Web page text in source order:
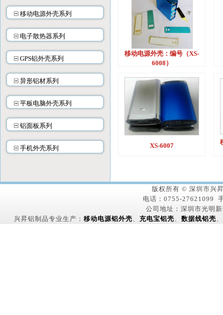
移动电源外壳系列
电子散热器系列
GPS铝外壳系列
异形铝材系列
平板电脑外壳系列
铝面板系列
手机外壳系列
移动电源外壳：编号（XS-
6008）
XS-6007
版权所有 © 深圳市兴
电话：0755-27621099
公司地址：深圳市光明
兴昇铝制品专业生产： 移动电源铝外壳、 充电宝铝壳、 数据线铝壳